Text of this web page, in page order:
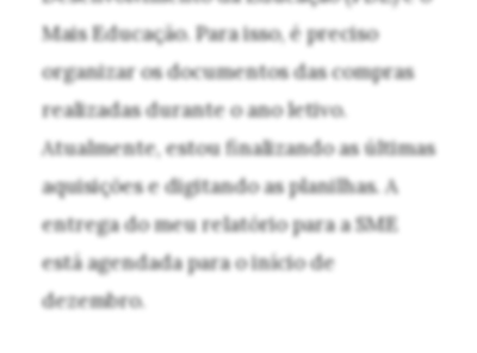
Mais Educação. Para isso, é preciso
organizar os documentos das compras
realizadas durante o ano letivo.
Atualmente, estou finalizando as últimas
aquisições e digitando as planilhas. A
entrega do meu relatório para a SME
está agendada para o início de
dezembro.